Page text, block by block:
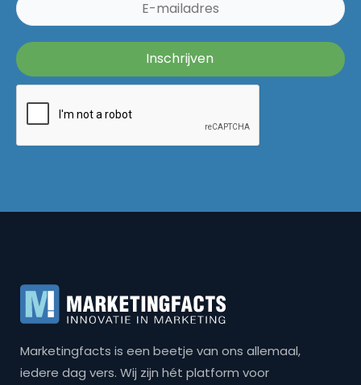
Marketingfacts is een beetje van ons allemaal,
iedere dag vers. Wij zijn hét platform voor